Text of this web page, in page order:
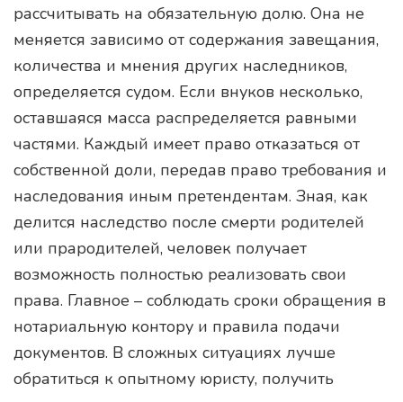
рассчитывать на обязательную долю. Она не
меняется зависимо от содержания завещания,
количества и мнения других наследников,
определяется судом. Если внуков несколько,
оставшаяся масса распределяется равными
частями. Каждый имеет право отказаться от
собственной доли, передав право требования и
наследования иным претендентам. Зная, как
делится наследство после смерти родителей
или прародителей, человек получает
возможность полностью реализовать свои
права. Главное – соблюдать сроки обращения в
нотариальную контору и правила подачи
документов. В сложных ситуациях лучше
обратиться к опытному юристу, получить